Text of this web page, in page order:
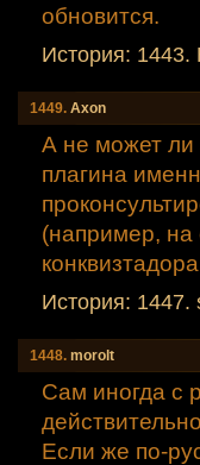
обновится.
История: 1443.
1449. Axon
А не может ли
плагина
(например,
История: 1447.
1448. morolt
Сам иногда с
Если же по-